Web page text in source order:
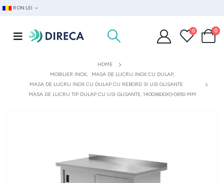
RON LEI
0 0
HOME
MOBILIER INOX, MASA DE LUCRU INOX CU DULAP,
MASA DE LUCRU INOX CU DULAP CU REBORD SI USI GLISANTE
MASA DE LUCRU TIP DULAP CU USI GLISANTE, 1400X600X(H)850 MM